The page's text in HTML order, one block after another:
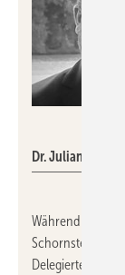
Dr. Julian Schwark
Während des
Delegierten zwei